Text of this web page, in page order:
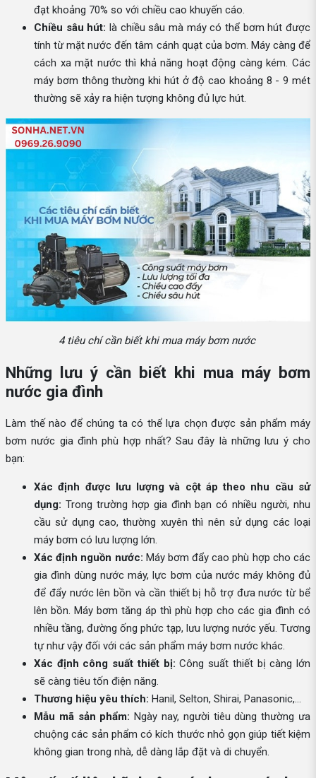
đạt khoảng 70% so với chiều cao khuyến cáo.
Chiều sâu hút: là chiều sâu mà máy có thể bơm hút được
tính từ mặt nước đến tâm cánh quạt của bơm. Máy càng để
cách xa mặt nước thì khả năng hoạt động càng kém. Các
máy bơm thông thường khi hút ở độ cao khoảng 8 - 9 mét
thường sẽ xảy ra hiện tượng không đủ lực hút.
4 tiêu chí cần biết khi mua máy bơm nước
Những lưu ý cần biết khi mua máy bơm
nước gia đình
Làm thế nào để chúng ta có thể lựa chọn được sản phẩm máy
bơm nước gia đình phù hợp nhất? Sau đây là những lưu ý cho
bạn:
Xác định được lưu lượng và cột áp theo nhu cầu sử
dụng: Trong trường hợp gia đình bạn có nhiều người, nhu
cầu sử dụng cao, thường xuyên thì nên sử dụng các loại
máy bơm có lưu lượng lớn.
Xác định nguồn nước: Máy bơm đẩy cao phù hợp cho các
gia đình dùng nước máy, lực bơm của nước máy không đủ
để đẩy nước lên bồn và cần thiết bị hỗ trợ đưa nước từ bể
lên bồn. Máy bơm tăng áp thì phù hợp cho các gia đình có
nhiều tầng, đường ống phức tạp, lưu lượng nước yếu. Tương
tự như vậy đối với các sản phẩm máy bơm nước khác.
Xác định công suất thiết bị: Công suất thiết bị càng lớn
sẽ càng tiêu tốn điện năng.
Thương hiệu yêu thích: Hanil, Selton, Shirai, Panasonic,...
Mẫu mã sản phẩm: Ngày nay, người tiêu dùng thường ưa
chuộng các sản phẩm có kích thước nhỏ gọn giúp tiết kiệm
không gian trong nhà, dễ dàng lắp đặt và di chuyển.